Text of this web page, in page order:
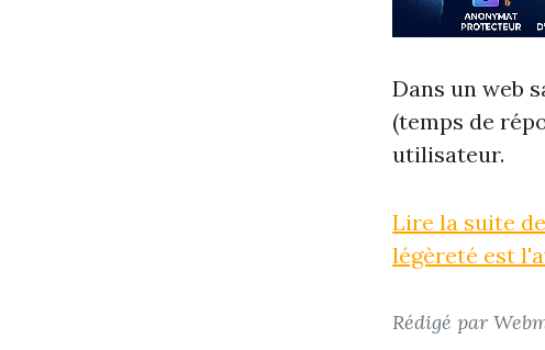
Dans un web
(temps de
utilisateur.
Lire la suite
légèreté est
Rédigé par